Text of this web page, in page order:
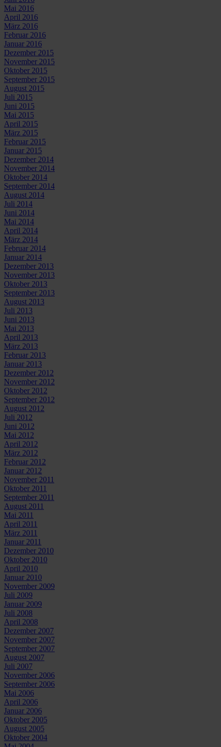
Mai 2016
April 2016
März 2016
Februar 2016
Januar 2016
Dezember 2015
November 2015
Oktober 2015
September 2015
August 2015
Juli 2015
Juni 2015
Mai 2015
April 2015
März 2015
Februar 2015
Januar 2015
Dezember 2014
November 2014
Oktober 2014
September 2014
August 2014
Juli 2014
Juni 2014
Mai 2014
April 2014
März 2014
Februar 2014
Januar 2014
Dezember 2013
November 2013
Oktober 2013
September 2013
August 2013
Juli 2013
Juni 2013
Mai 2013
April 2013
März 2013
Februar 2013
Januar 2013
Dezember 2012
November 2012
Oktober 2012
September 2012
August 2012
Juli 2012
Juni 2012
Mai 2012
April 2012
März 2012
Februar 2012
Januar 2012
November 2011
Oktober 2011
September 2011
August 2011
Mai 2011
April 2011
März 2011
Januar 2011
Dezember 2010
Oktober 2010
April 2010
Januar 2010
November 2009
Juli 2009
Januar 2009
Juli 2008
April 2008
Dezember 2007
November 2007
September 2007
August 2007
Juli 2007
November 2006
September 2006
Mai 2006
April 2006
Januar 2006
Oktober 2005
August 2005
Oktober 2004